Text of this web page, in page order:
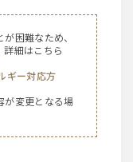
困難なため、
細はこちら
ー対応方
が変更となる場